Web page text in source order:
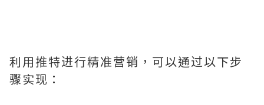
利用推特进行精准营销，可以通过以下步
骤实现：